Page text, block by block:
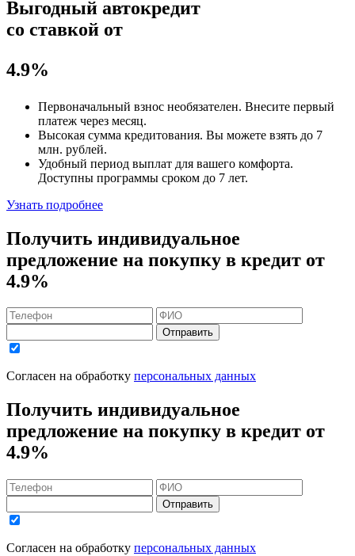
Выгодный автокредит
со ставкой от
4.9%
Первоначальный взнос необязателен. Внесите первый
платеж через месяц.
Высокая сумма кредитования. Вы можете взять до 7
млн. рублей.
Удобный период выплат для вашего комфорта.
Доступны программы сроком до 7 лет.
Узнать подробнее
Получить индивидуальное
предложение на покупку в кредит от
4.9%
Отправить
Согласен на обработку персональных данных
Получить индивидуальное
предложение на покупку в кредит от
4.9%
Отправить
Согласен на обработку персональных данных